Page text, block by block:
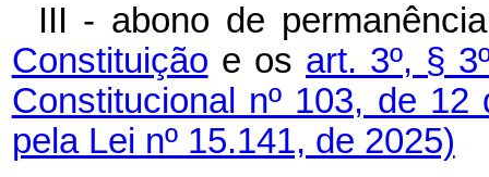
III - abono de
Constituição e os art. 3º, §
Constitucional nº 103, de
pela Lei nº 15.141, de 2025)